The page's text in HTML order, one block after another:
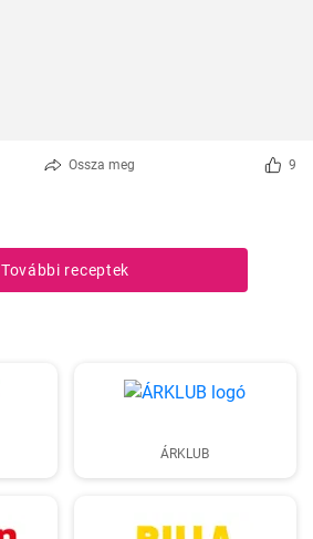
Ossza meg 9
További receptek
ÁRKLUB